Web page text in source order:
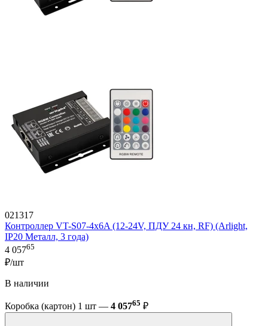
021317
Контроллер VT-S07-4x6A (12-24V, ПДУ 24 кн, RF) (Arlight,
IP20 Металл, 3 года)
4 05765
₽/шт
В наличии
Коробка (картон) 1 шт — 4 05765 ₽